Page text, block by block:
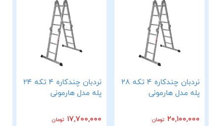
نردبان چندکاره 4 تکه 28
پله مدل هارمونی
20,100,000 تومان
نردبان چندکاره 4 تکه 24
پله مدل هارمونی
17,700,000 تومان